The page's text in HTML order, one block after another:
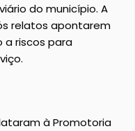
do município. A
relatos apontarem
a riscos para
à Promotoria